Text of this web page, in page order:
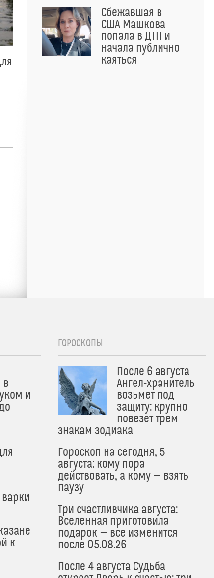
Сбежавшая в
США Машкова
попала в ДТП и
начала публично
каяться
в
и
к
ГОРОСКОПЫ
После 6 августа
Ангел-хранитель
возьмет под
защиту: крупно
повезет трем
знакам зодиака
Гороскоп на сегодня, 5
августа: кому пора
действовать, а кому — взять
паузу
Три счастливчика августа:
Вселенная приготовила
подарок — все изменится
после 05.08.26
После 4 августа Судьба